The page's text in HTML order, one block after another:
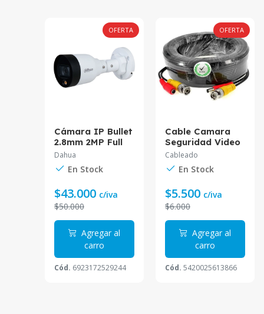
OFERTA
Cámara IP Bullet
2.8mm 2MP Full
Color DH-IPC-
HFW1239S1P-
LED-0280B-S5
Dahua
En Stock
$43.000 c/iva
$50.000
Agregar al
carro
Cód. 6923172529244
OFERTA
Cable Camara
Seguridad Video
Y Corriente 20M
Cableado
En Stock
$5.500 c/iva
$6.000
Agregar al
carro
Cód. 5420025613866